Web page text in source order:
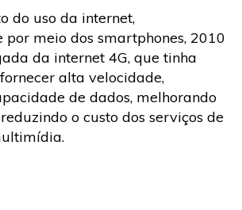
do uso da internet,
meio dos smartphones, 2010
da internet 4G, que tinha
alta velocidade,
de dados, melhorando
o custo dos serviços de